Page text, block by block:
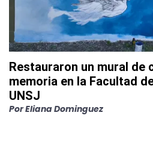
Restauraron un mural de
memoria en la Facultad
UNSJ
PorEliana Dominguez